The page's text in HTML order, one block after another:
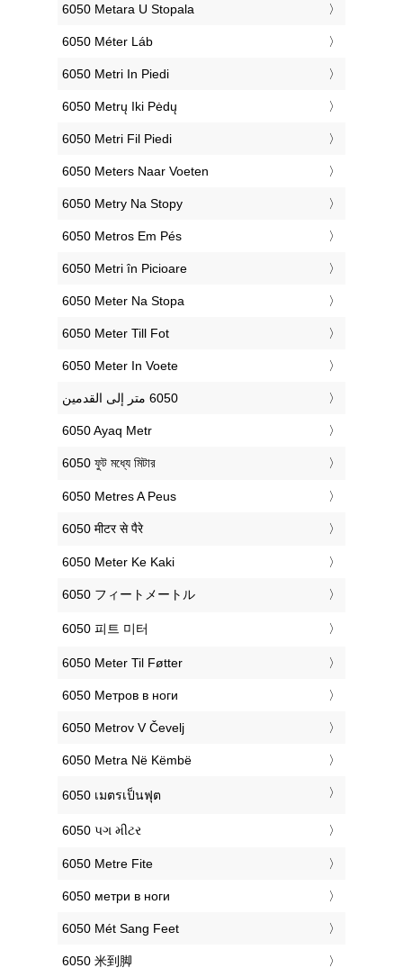
‎6050 Metara U Stopala
‎6050 Méter Láb
‎6050 Metri In Piedi
‎6050 Metrų Iki Pėdų
‎6050 Metri Fil Piedi
‎6050 Meters Naar Voeten
‎6050 Metry Na Stopy
‎6050 Metros Em Pés
‎6050 Metri în Picioare
‎6050 Meter Na Stopa
‎6050 Meter Till Fot
‎6050 Meter In Voete
‎6050 Ayaq Metr
‎6050 ফুট মধ্যে মিটার
‎6050 Metres A Peus
‎6050 मीटर से पैरे
‎6050 Meter Ke Kaki
‎6050 フィートメートル
‎6050 피트 미터
‎6050 Meter Til Føtter
‎6050 Метров в ноги
‎6050 Metrov V Čevelj
‎6050 Metra Në Këmbë
‎6050 เมตรเป็นฟุต
‎6050 પગ મીટર
‎6050 Metre Fite
‎6050 метри в ноги
‎6050 Mét Sang Feet
‎6050 米到脚